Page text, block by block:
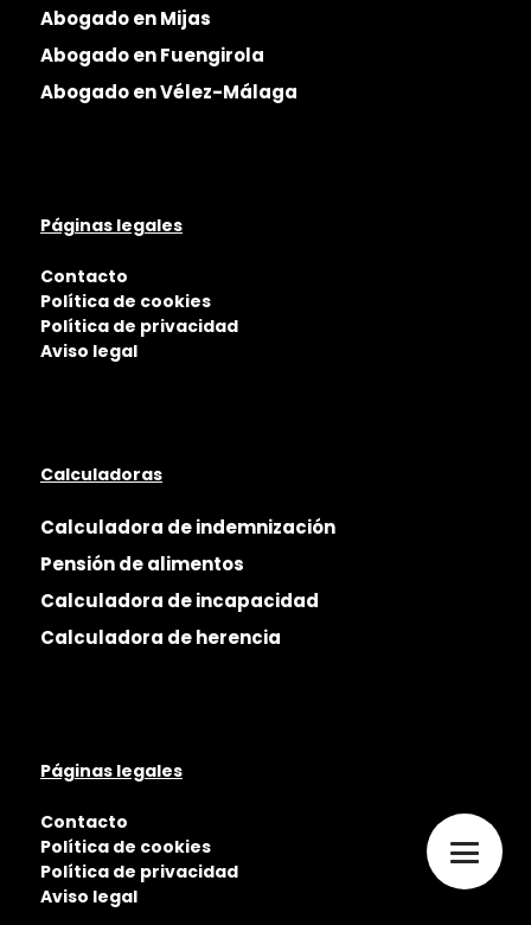
Abogado en Mijas
Abogado en Fuengirola
Abogado en Vélez-Málaga
Páginas legales
Contacto
Política de cookies
Política de privacidad
Aviso legal
Calculadoras
Calculadora de indemnización
Pensión de alimentos
Calculadora de incapacidad
Calculadora de herencia
Páginas legales
Contacto
Política de cookies
Política de privacidad
Aviso legal